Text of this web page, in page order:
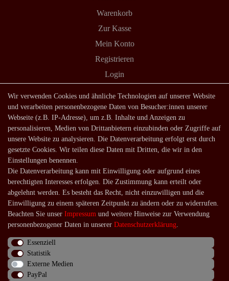
Warenkorb
Zur Kasse
Mein Konto
Registrieren
Login
Shop
Lagerverkauf
Zahlungsarten
Versandarten und -kosten
Service
Kontakt
Häufige Fragen
Über uns
Impressum
Wir verwenden Cookies und ähnliche Technologien auf unserer Website
und verarbeiten personenbezogene Daten von Besucher:innen unserer
Webseite (z.B. IP-Adresse), um z.B. Inhalte und Anzeigen zu
personalisieren, Medien von Drittanbietern einzubinden oder Zugriffe auf
unsere Website zu analysieren. Die Datenverarbeitung erfolgt erst durch
gesetzte Cookies. Wir teilen diese Daten mit Dritten, die wir in den
Einstellungen benennen.
Die Datenverarbeitung kann mit Einwilligung oder aufgrund eines
berechtigten Interesses erfolgen. Die Zustimmung kann erteilt oder
abgelehnt werden. Es besteht das Recht, nicht einzuwilligen und die
Einwilligung zu einem späteren Zeitpunkt zu ändern oder zu widerrufen.
Beachten Sie unser Impressum und weitere Hinweise zur Verwendung
personenbezogener Daten in unserer Daten­schutz­erklärung.
Essenziell
Statistik
Externe Medien
PayPal